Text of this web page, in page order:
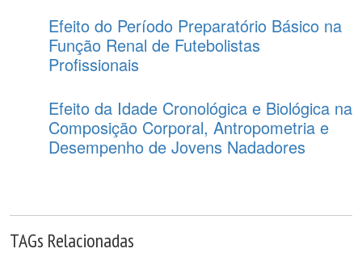
Efeito do Período Preparatório Básico na
Função Renal de Futebolistas
Profissionais
Efeito da Idade Cronológica e Biológica na
Composição Corporal, Antropometria e
Desempenho de Jovens Nadadores
TAGs Relacionadas